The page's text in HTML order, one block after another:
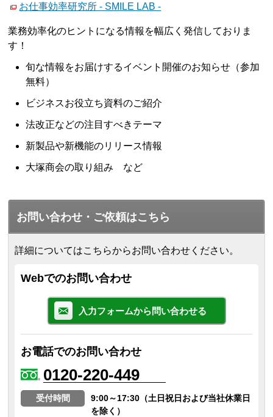
お仕事効率研究所 - SMILE LAB -
業務効率化のヒントになる情報を幅広く発信しておりま
す！
旬な情報をお届けするイベント開催のお知らせ（参加
無料）
ビジネスお役立ち資料のご紹介
法改正などの注目すべきテーマ
新製品や新機能のリリース情報
大塚商会の取り組み など
お問い合わせ・ご依頼はこちら
詳細についてはこちらからお問い合わせください。
Webでのお問い合わせ
入力フォームから問い合わせる
お電話でのお問い合わせ
0120-220-449
受付時間
9:00～17:30（土日祝日および当社休業日
を除く）